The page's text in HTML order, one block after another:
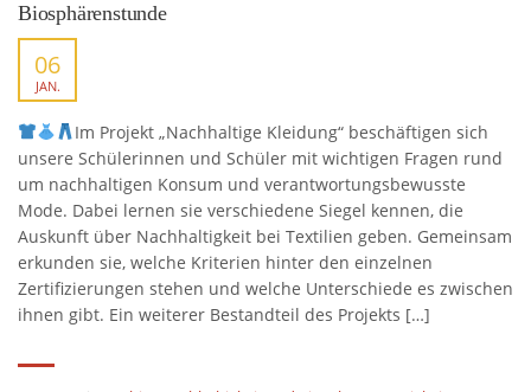
Biosphärenstunde
06
JAN.
Im Projekt „Nachhaltige Kleidung“ beschäftigen sich
unsere Schülerinnen und Schüler mit wichtigen Fragen rund
um nachhaltigen Konsum und verantwortungsbewusste
Mode. Dabei lernen sie verschiedene Siegel kennen, die
Auskunft über Nachhaltigkeit bei Textilien geben. Gemeinsam
erkunden sie, welche Kriterien hinter den einzelnen
Zertifizierungen stehen und welche Unterschiede es zwischen
ihnen gibt. Ein weiterer Bestandteil des Projekts […]